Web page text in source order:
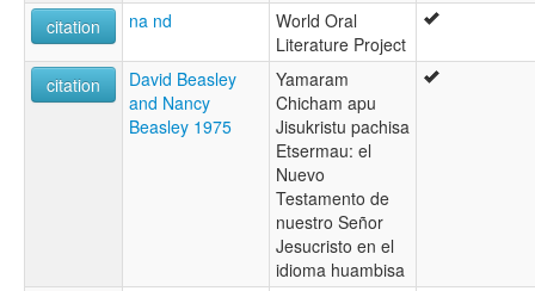
citation
na nd
World Oral
Literature Project
citation
David Beasley
and Nancy
Beasley 1975
Yamaram
Chicham apu
Jisukristu pachisa
Etsermau: el
Nuevo
Testamento de
nuestro Señor
Jesucristo en el
idioma huambisa